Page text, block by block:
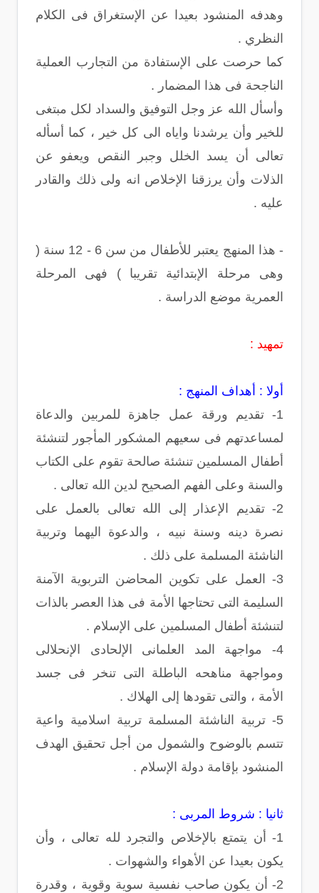
وهدفه المنشود بعيدا عن الإستغراق فى الكلام
النظري .
كما حرصت على الإستفادة من التجارب العملية
الناجحة فى هذا المضمار .
وأسأل الله عز وجل التوفيق والسداد لكل مبتغى
للخير وأن يرشدنا واياه الى كل خير ، كما أسأله
تعالى أن يسد الخلل وجبر النقص ويعفو عن
الذلات وأن يرزقنا الإخلاص انه ولى ذلك والقادر
عليه .
- هذا المنهج يعتبر للأطفال من سن 6 - 12 سنة (
وهى مرحلة الإبتدائية تقريبا ) فهى المرحلة
العمرية موضع الدراسة .
تمهيد :
أولا : أهداف المنهج :
1- تقديم ورقة عمل جاهزة للمربين والدعاة
لمساعدتهم فى سعيهم المشكور المأجور لتنشئة
أطفال المسلمين تنشئة صالحة تقوم على الكتاب
والسنة وعلى الفهم الصحيح لدين الله تعالى .
2- تقديم الإعذار إلى الله تعالى بالعمل على
نصرة دينه وسنة نبيه ، والدعوة اليهما وتربية
الناشئة المسلمة على ذلك .
3- العمل على تكوين المحاضن التربوية الآمنة
السليمة التى تحتاجها الأمة فى هذا العصر بالذات
لتنشئة أطفال المسلمين على الإسلام .
4- مواجهة المد العلمانى الإلحادى الإنحلالى
ومواجهة مناهحه الباطلة التى تنخر فى جسد
الأمة ، والتى تقودها إلى الهلاك .
5- تربية الناشئة المسلمة تربية اسلامية واعية
تتسم بالوضوح والشمول من أجل تحقيق الهدف
المنشود بإقامة دولة الإسلام .
ثانيا : شروط المربى :
1- أن يتمتع بالإخلاص والتجرد لله تعالى ، وأن
يكون بعيدا عن الأهواء والشهوات .
2- أن يكون صاحب نفسية سوية وقوية ، وقدرة